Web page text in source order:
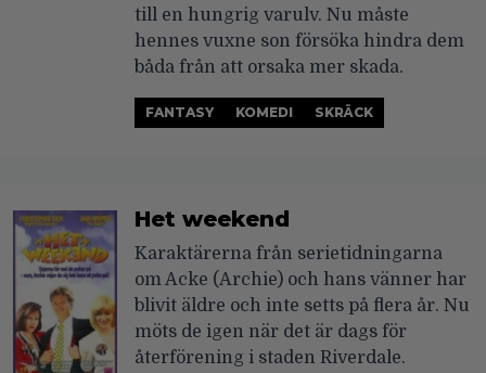
till en hungrig varulv. Nu måste
hennes vuxne son försöka hindra dem
båda från att orsaka mer skada.
FANTASY KOMEDI SKRÄCK
Het weekend
Karaktärerna från serietidningarna
om Acke (Archie) och hans vänner har
blivit äldre och inte setts på flera år. Nu
möts de igen när det är dags för
återförening i staden Riverdale.